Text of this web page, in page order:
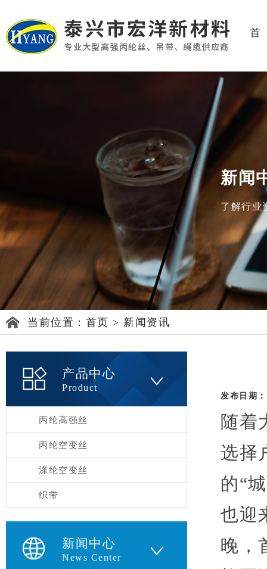
新闻
了解行业
当前位置： 首页 > 新闻资讯
产品中心
Product
丙纶高强丝
丙纶空变丝
涤纶空变丝
织带
新闻中心
News Center
发布日期
随着
选择
的“
也迎
晚，